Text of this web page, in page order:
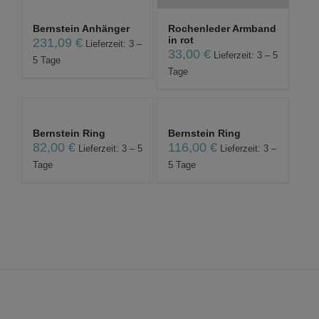
Bernstein Anhänger
231,09 €
Lieferzeit: 3 –
5 Tage
Rochenleder Armband
in rot
33,00€
Lieferzeit: 3 – 5
Tage
Bernstein Ring
82,00 €
Lieferzeit: 3 – 5
Tage
Bernstein Ring
116,00€
Lieferzeit: 3 –
5 Tage